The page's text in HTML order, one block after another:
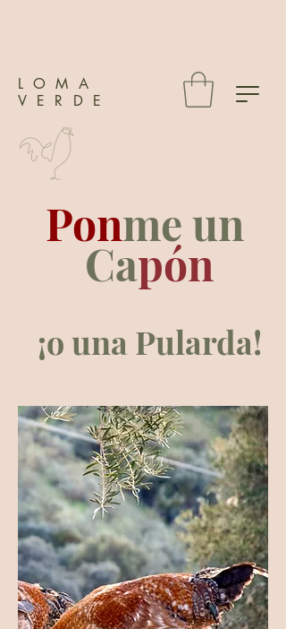
LOMA
VERDE
Ponmeun
Capón
¡o una Pularda!